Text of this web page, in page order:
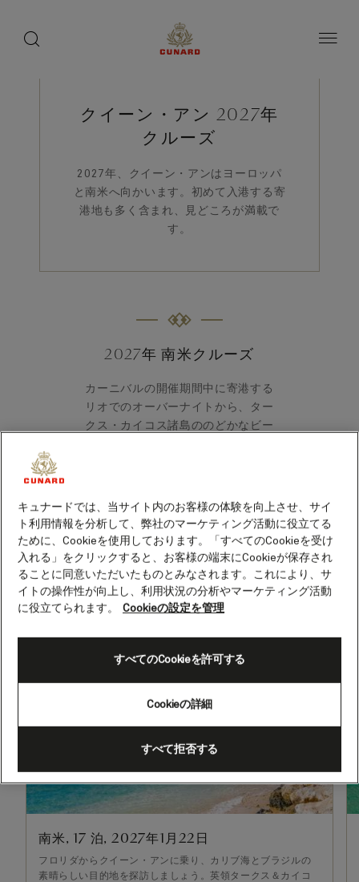
へ
クイーン・アン 2027年
クルーズ
2027年、クイーン・アンはヨーロッパ
と南米へ向かいます。初めて入港する寄
港地も多く含まれ、見どころが満載で
す。
2027年 南米クルーズ
カーニバルの開催期間中に寄港する
リオでのオーバーナイトから、ター
クス・カイコス諸島ののどかなビー
ーズには無限の可能性が広がりま
す。
南米, 17 泊, 2027年1月22日
フロリダからクイーン・アンに乗り、カリブ海とブラジルの
素晴らしい目的地を探訪しましょう。英領タークス＆カイコ
キュナードでは、当サイト内のお客様の体験を向上させ、サイ
ト利用情報を分析して、弊社のマーケティング活動に役立てる
ために、Cookieを使用しております。「すべてのCookieを受け
入れる」をクリックすると、お客様の端末にCookieが保存され
ることに同意いただいたものとみなされます。これにより、サ
イトの操作性が向上し、利用状況の分析やマーケティング活動
に役立てられます。
Cookieの設定を管理
Cookieの詳細
すべて拒否する
すべてのCookieを許可する